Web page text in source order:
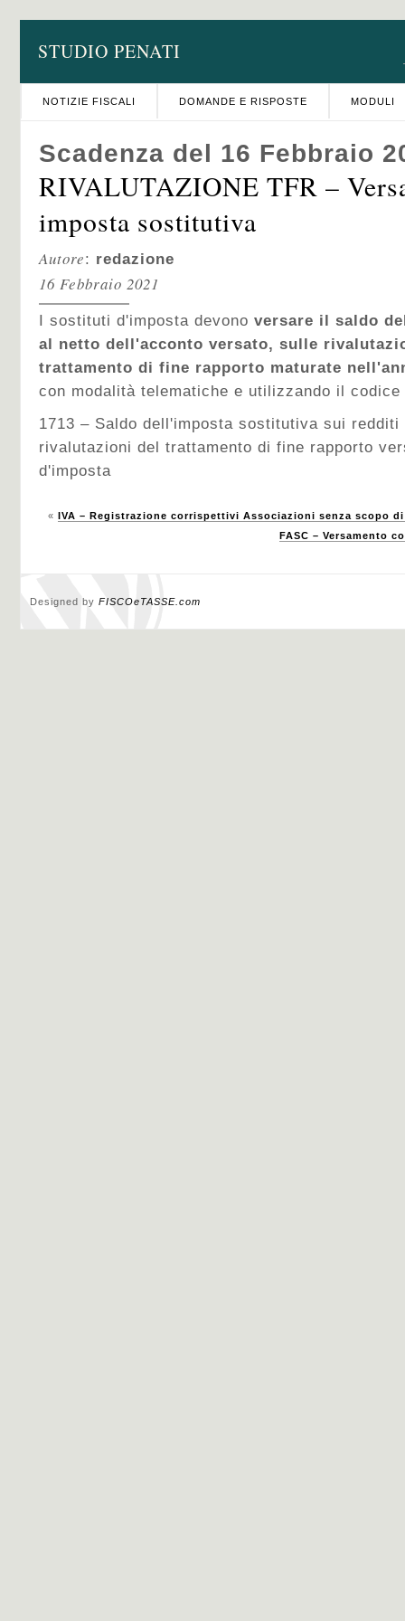
STUDIO PENATI
NOTIZIE FISCALI DOMANDE E RISPOSTE MODULI
Scadenza del 16 Febbraio
RIVALUTAZIONE TFR –
imposta sostitutiva
Autore: redazione
16 Febbraio 2021
I sostituti d'imposta devono versare il saldo
al netto dell'acconto versato, sulle
trattamento di fine rapporto maturate
con modalità telematiche e utilizzando il codice
1713 – Saldo dell'imposta sostitutiva sui
rivalutazioni del trattamento di fine rapporto
d'imposta
« IVA – Registrazione corrispettivi Associazioni senza scopo
FASC – Versamento
Designed by FISCOeTASSE.com